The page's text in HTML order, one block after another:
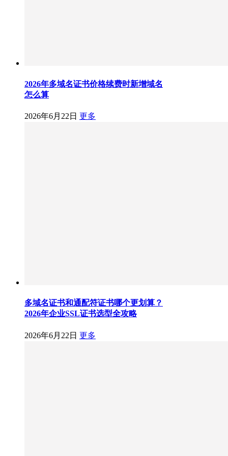
2026年多域名证书价格续费时新增域名
怎么算
2026年6月22日 更多
多域名证书和通配符证书哪个更划算？
2026年企业SSL证书选型全攻略
2026年6月22日 更多